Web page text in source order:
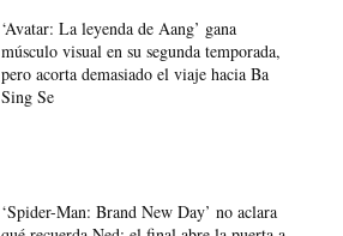
‘Avatar: La leyenda de Aang’ gana
músculo visual en su segunda temporada,
pero acorta demasiado el viaje hacia Ba
Sing Se
‘Spider-Man: Brand New Day’ no aclara